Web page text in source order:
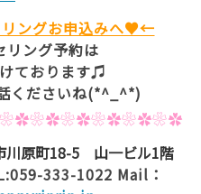
ングお申込みへ♥←
リング予約は
ております♫
くださいね(*^_^*)
川原町18-5 山一ビル1階
333-1022 Mail：